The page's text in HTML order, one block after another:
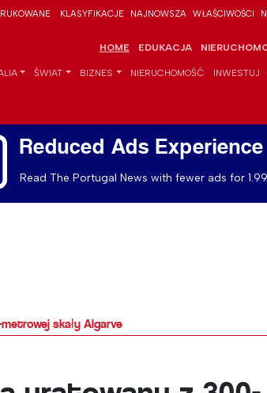
KLASYFIKACJE NAJNOWSZA WŁAŚCIWOŚCI
HOME EDUKACJA
ŚWIAT BIZNES NIERUCHOMOŚĆ INWESTUJ
Reduced Ads Experience
Read The Portugal News with fewer ads for
skały Algarve